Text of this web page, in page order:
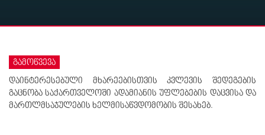
გამოწვევა
დაინტერესებული მხარეებისთვის კვლევის შედეგების
გაცნობა საქართველოში ადამიანის უფლებების დაცვისა და
მართლმსაჯულების ხელმისაწვდომობის შესახებ.